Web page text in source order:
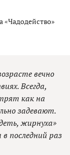
«Чадодейство»
вечно
Всегда,
как на
задевают.
жирнуха»
последний раз